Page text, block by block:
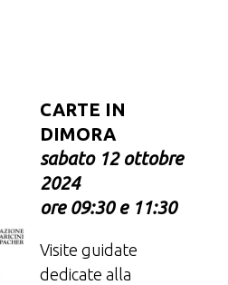
CARTE IN
DIMORA
sabato 12 ottobre
2024
ore 09:30 e 11:30
Visite guidate
dedicate alla